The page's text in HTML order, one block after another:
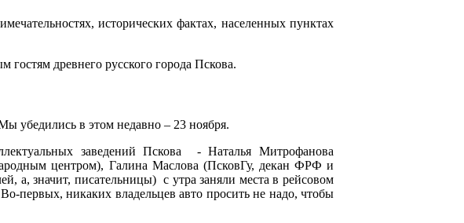
исторических фактах, населенных пунктах
гостям древнего русского города Пскова.
убедились в этом недавно – 23 ноября.
заведений Пскова - Наталья Митрофанова
центром), Галина Маслова (ПсковГу, декан ФРФ и
а, значит, писательницы) с утра заняли места в рейсовом
первых, никаких владельцев авто просить не надо, чтобы